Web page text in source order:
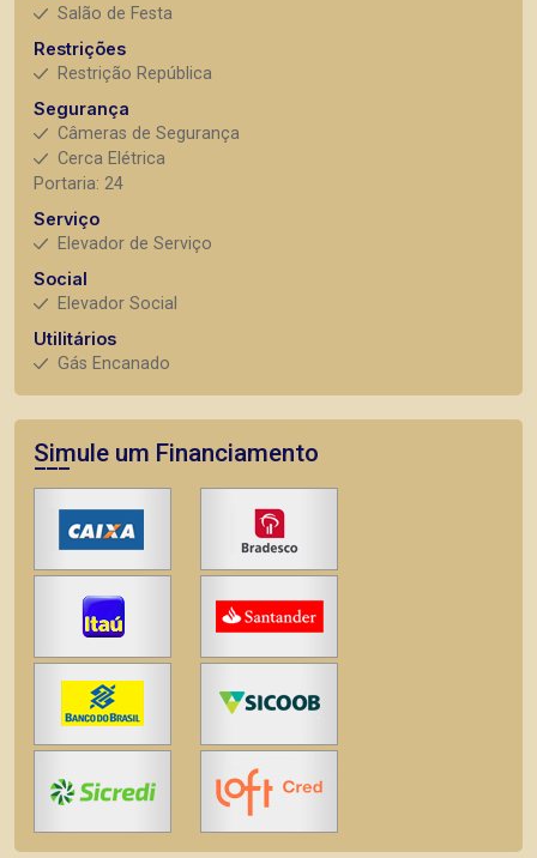
Salão de Festa
Restrições
Restrição República
Segurança
Câmeras de Segurança
Cerca Elétrica
Portaria: 24
Serviço
Elevador de Serviço
Social
Elevador Social
Utilitários
Gás Encanado
Simule um Financiamento